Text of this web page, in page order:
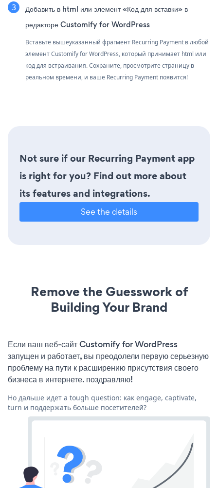
Добавить в html или элемент «Код для вставки» в
редакторе Customify for WordPress
Вставьте вышеуказанный фрагмент Recurring Payment в любой
элемент Customify for WordPress, который принимает html или
код для встраивания. Сохраните, просмотрите страницу в
реальном времени, и ваше Recurring Payment появится!
Not sure if our Recurring Payment app
is right for you? Find out more about
its features and integrations.
See the details
Remove the Guesswork of
Building Your Brand
Если ваш веб-сайт Customify for WordPress
запущен и работает, вы преодолели первую серьезную
проблему на пути к расширению присутствия своего
бизнеса в интернете. поздравляю!
Но дальше идет a tough question: как engage, captivate,
turn и поддержать больше посетителей?